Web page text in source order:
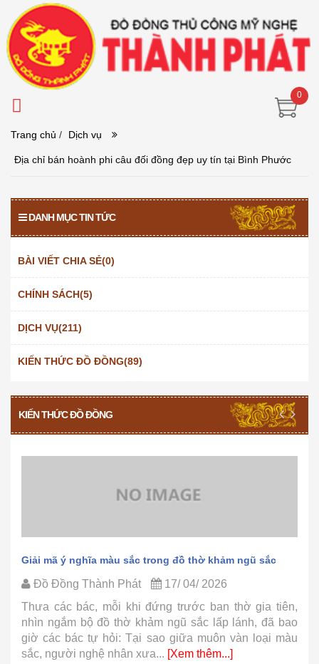
0
Trang chủ / Dịch vụ
Địa chỉ bán hoành phi câu đối đồng đẹp uy tín tại Bình Phước
DANH MỤC TIN TỨC
BÀI VIẾT CHIA SẺ(0)
CHÍNH SÁCH(5)
DỊCH VỤ(211)
KIẾN THỨC ĐỒ ĐỒNG(89)
KIẾN THỨC ĐỒ ĐỒNG
Giải mã ý nghĩa màu sắc trong đồ thờ khảm ngũ sắc
Đồ Đồng Thành Phát
17/ 04/ 2026
Thưa các bác, mỗi khi đứng trước ban thờ gia tiên,
nhìn ngắm bộ đồ thờ khảm ngũ sắc lấp lánh, đã bao
giờ các bác tự hỏi: Tại sao giữa muôn vàn loại màu
sắc, người nghệ nhân xưa... [Xem thêm...]